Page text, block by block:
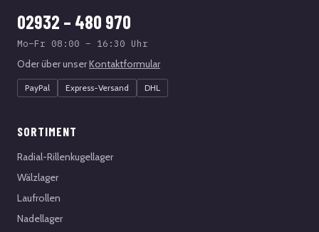
02932 – 480 970
Mo–Fr 08:00 – 16:30 Uhr
Oder über unserKontaktformular
PayPal Express-Versand DHL
SORTIMENT
Radial-Rillenkugellager
Wälzlager
Laufrollen
Nadellager